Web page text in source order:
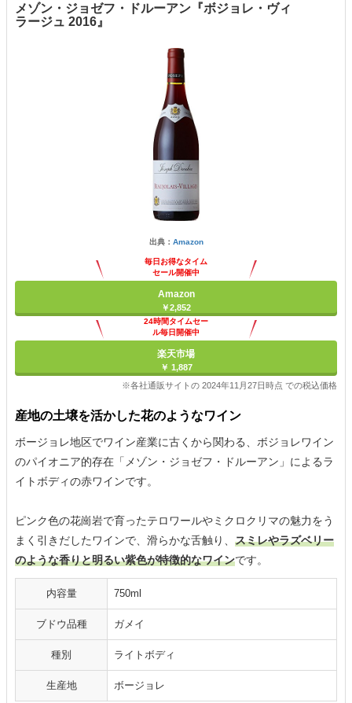
メゾン・ジョゼフ・ドルーアン『ボジョレ・ヴィ
ラージュ 2016』
出典： Amazon
毎日お得なタイム
セール開催中
Amazon
￥2,852
24時間タイムセー
ル毎日開催中
楽天市場
￥ 1,887
※各社通販サイトの 2024年11月27日時点 での税込価格
産地の土壌を活かした花のようなワイン
ボージョレ地区でワイン産業に古くから関わる、ボジョレワイン
のパイオニア的存在「メゾン・ジョゼフ・ドルーアン」によるラ
イトボディの赤ワインです。
ピンク色の花崗岩で育ったテロワールやミクロクリマの魅力をう
まく引きだしたワインで、滑らかな舌触り、 スミレやラズベリー
のような香りと明るい紫色が特徴的なワインです。
内容量 750ml
ブドウ品種 ガメイ
種別 ライトボディ
生産地 ボージョレ